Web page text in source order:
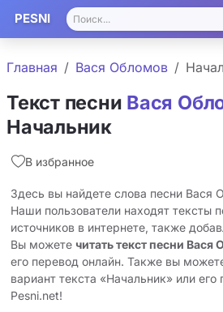
PESNI
Главная Вася Обломов
Текст песни Вася
Начальник
В избранное
Здесь вы найдете слова песни Вася
Наши пользователи находят тексты
источников в интернете, также
Вы можете читать текст песни
его перевод онлайн. Также вы
вариант текста «Начальник» или его
Pesni.net!